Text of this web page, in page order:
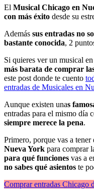
El Musical Chicago en
con más éxito desde su
Además sus entradas no
bastante conocida, 2
Si quieres ver un musical
más barata de comprar
este post donde te cuento
entradas de Musicales en
Aunque existen unas
entradas para el mismo día
siempre merece la pena.
Primero, porque vas a tener
Nueva York para comprar
para qué funciones vas a
no sabes qué asientos te
Comprar entradas